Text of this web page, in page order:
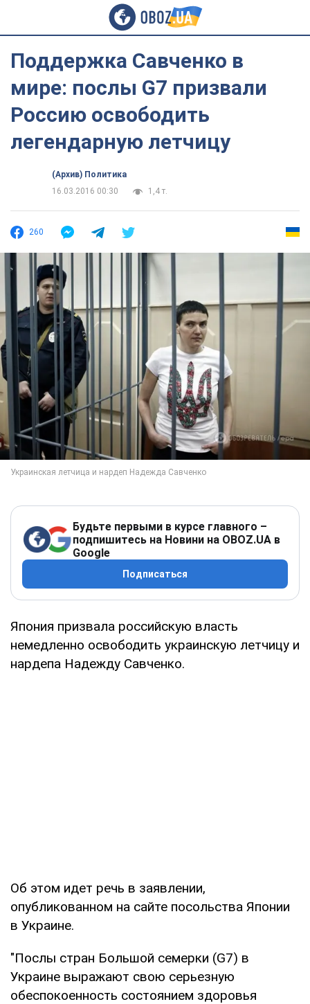
Поддержка Савченко в
мире: послы G7 призвали
Россию освободить
легендарную летчицу
(Архив) Политика
16.03.2016 00:30
1,4 т.
260
Будьте первыми в курсе главного –
подпишитесь на Новини на OBOZ.UA в
Google
Подписаться
Япония призвала российскую власть
немедленно освободить украинскую летчицу и
нардепа Надежду Савченко.
Об этом идет речь в заявлении,
опубликованном на сайте посольства Японии
в Украине.
"Послы стран Большой семерки (G7) в
Украине выражают свою серьезную
обеспокоенность состоянием здоровья